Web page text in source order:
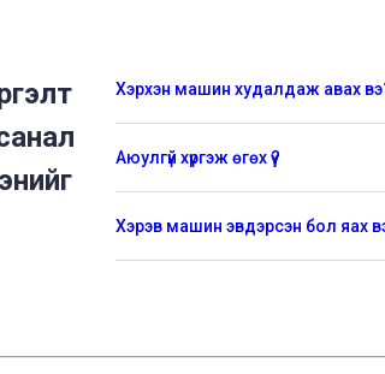
Хэрхэн машин худалдаж авах
Аюулгүй хүргэж өгөх үү?
Хэрэв машин эвдэрсэн бол яах